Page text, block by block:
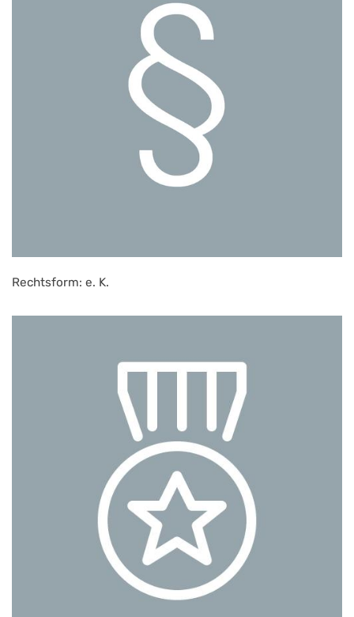
Rechtsform: e. K.